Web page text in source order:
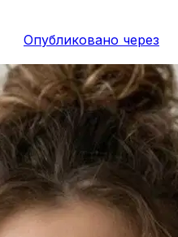
Опубликовано через